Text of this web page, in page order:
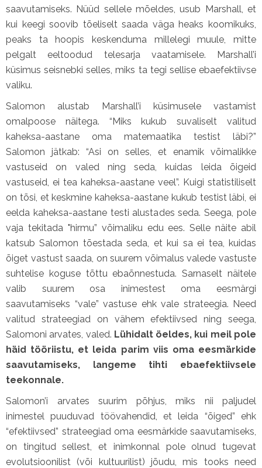
saavutamiseks. Nüüd sellele mõeldes, usub Marshall, et
kui keegi soovib tõeliselt saada väga heaks koomikuks,
peaks ta hoopis keskenduma millelegi muule, mitte
pelgalt eeltoodud telesarja vaatamisele. Marshall’i
küsimus seisnebki selles, miks ta tegi sellise ebaefektiivse
valiku.
Salomon alustab Marshall’i küsimusele vastamist
omalpoose näitega. “Miks kukub suvaliselt valitud
kaheksa-aastane oma matemaatika testist läbi?”
Salomon jätkab: “Asi on selles, et enamik võimalikke
vastuseid on valed ning seda, kuidas leida õigeid
vastuseid, ei tea kaheksa-aastane veel”. Kuigi statistiliselt
on tõsi, et keskmine kaheksa-aastane kukub testist läbi, ei
eelda kaheksa-aastane testi alustades seda. Seega, pole
vaja tekitada "hirmu” võimaliku edu ees. Selle näite abil
katsub Salomon tõestada seda, et kui sa ei tea, kuidas
õiget vastust saada, on suurem võimalus valede vastuste
suhtelise koguse tõttu ebaõnnestuda. Sarnaselt näitele
valib suurem osa inimestest oma eesmärgi
saavutamiseks “vale” vastuse ehk vale strateegia. Need
valitud strateegiad on vähem efektiivsed ning seega,
Salomoni arvates, valed. Lühidalt öeldes, kui meil pole
häid tööriistu, et leida parim viis oma eesmärkide
saavutamiseks, langeme tihti ebaefektiivsele
teekonnale.
Salomon’i arvates suurim põhjus, miks nii paljudel
inimestel puuduvad töövahendid, et leida “õiged” ehk
“efektiivsed” strateegiad oma eesmärkide saavutamiseks,
on tingitud sellest, et inimkonnal pole olnud tugevat
evolutsioonilist (või kultuurilist) jõudu, mis tooks need